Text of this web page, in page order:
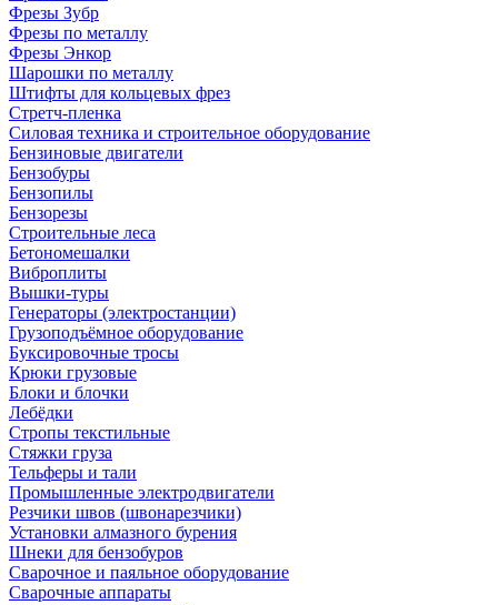
Фрезы Зубр
Фрезы по металлу
Фрезы Энкор
Шарошки по металлу
Штифты для кольцевых фрез
Стретч-пленка
Силовая техника и строительное оборудование
Бензиновые двигатели
Бензобуры
Бензопилы
Бензорезы
Строительные леса
Бетономешалки
Виброплиты
Вышки-туры
Генераторы (электростанции)
Грузоподъёмное оборудование
Буксировочные тросы
Крюки грузовые
Блоки и блочки
Лебёдки
Стропы текстильные
Стяжки груза
Тельферы и тали
Промышленные электродвигатели
Резчики швов (швонарезчики)
Установки алмазного бурения
Шнеки для бензобуров
Сварочное и паяльное оборудование
Сварочные аппараты